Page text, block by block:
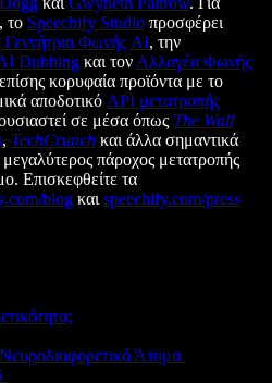
το Speechify Studio προσφέρει
Γεννήτρια Φωνής AI, την
Dubbing και τον Αλλαγέα Φωνής
κορυφαία προϊόντα με το
αποδοτικό API μετατροπής
σε μέσα όπως The Wall
, TechCrunch και άλλα σημαντικά
πάροχος μετατροπής
Επισκεφθείτε τα
blog και speechify.com/press
Άτομα